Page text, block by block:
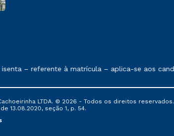
exposto no contrato de prestação de serviços
– referente à matrícula – aplica-se aos
LTDA. © 2026 - Todos os direitos reservados.
13.08.2020, seção 1, p. 54.